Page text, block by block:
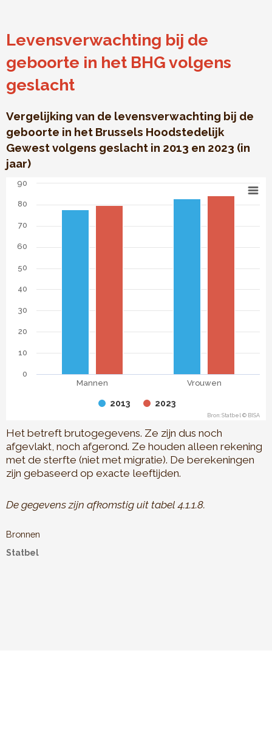
Levensverwachting bij de
geboorte in het BHG volgens
geslacht
Vergelijking van de levensverwachting bij de
geboorte in het Brussels Hoodstedelijk
Gewest volgens geslacht in 2013 en 2023 (in
jaar)
Levensverwachting bij de geboorte in het BHG volgens
Vergelijking van de levensverwachting bij de geboorte in
The chart has 1 X axis displaying categories.
2013 2023
Mannen Vrouwen
0
10
20
30
40
50
60
70
80
90
Bron: Statbel © BISA
Het betreft brutogegevens. Ze zijn dus noch
afgevlakt, noch afgerond. Ze houden alleen rekening
met de sterfte (niet met migratie). De berekeningen
zijn gebaseerd op exacte leeftijden.
De gegevens zijn afkomstig uit tabel 4.1.1.8.
Bronnen
Statbel